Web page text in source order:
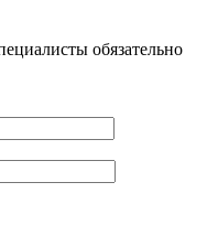
обязательно